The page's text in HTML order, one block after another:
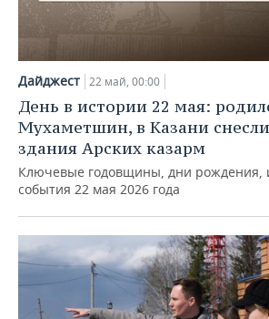
Дайджест 22 май, 00:00
День в истории 22 мая:
Мухаметшин, в Казани
здания Арских казарм
Ключевые годовщины, дни рождения,
события 22 мая 2026 года